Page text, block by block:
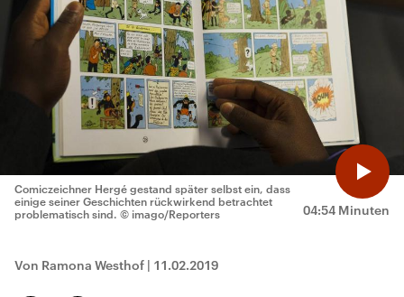
04:54 Minuten
Comiczeichner Hergé gestand später selbst ein, dass
einige seiner Geschichten rückwirkend betrachtet
problematisch sind. © imago/Reporters
Von Ramona Westhof | 11.02.2019